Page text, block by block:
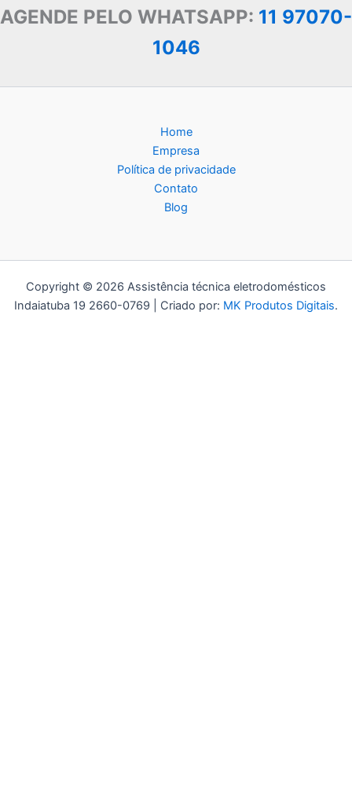
AGENDE PELO WHATSAPP: 11 97070-
1046
Home
Empresa
Política de privacidade
Contato
Blog
Copyright © 2026 Assistência técnica eletrodomésticos
Indaiatuba 19 2660-0769 | Criado por: MK Produtos Digitais.